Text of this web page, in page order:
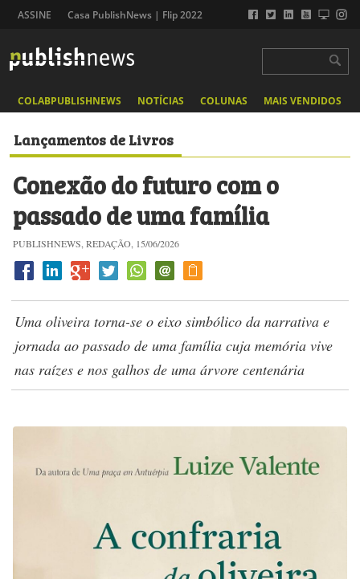
ASSINE Casa PublishNews | Flip 2022
COLABPUBLISHNEWS NOTÍCIAS COLUNAS MAIS VENDIDOS
Lançamentos de Livros
Conexão do futuro com o
passado de uma família
PUBLISHNEWS, REDAÇÃO, 15/06/2026
Uma oliveira torna-se o eixo simbólico da narrativa e
jornada ao passado de uma família cuja memória vive
nas raízes e nos galhos de uma árvore centenária